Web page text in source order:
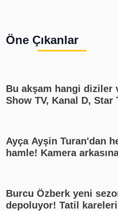
Öne Çıkanlar
Bu akşam hangi diziler
Show TV, Kanal D, Star
Ayça Ayşin Turan'dan
hamle! Kamera
Burcu Özberk yeni
depoluyor! Tatil